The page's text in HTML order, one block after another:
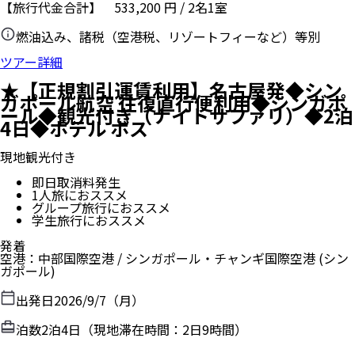
【旅行代金合計】 533,200 円 / 2名1室
燃油込み、諸税（空港税、リゾートフィーなど）等別
ツアー詳細
★【正規割引運賃利用】名古屋発◆シン
ガポール航空 往復直行便利用◆シンガポ
ール◆観光付き（ナイトサファリ）◆2泊
4日◆ホテル ボス
現地観光付き
即日取消料発生
1人旅におススメ
グループ旅行におススメ
学生旅行におススメ
発着
空港 ： 中部国際空港 / シンガポール・チャンギ国際空港 (シン
ガポール)
出発日2026/9/7（月）
泊数2泊4日（現地滞在時間： 2日9時間）